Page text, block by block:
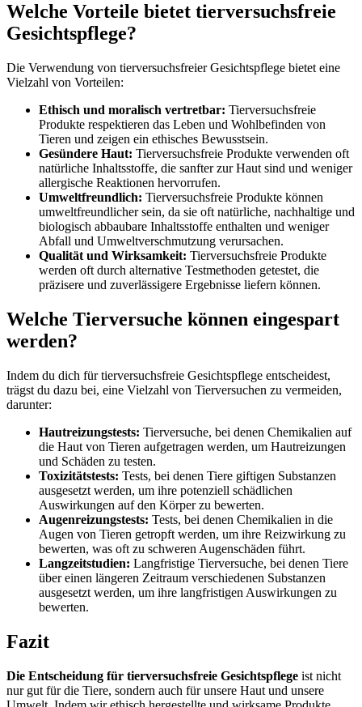
Welche Vorteile bietet tierversuchsfreie
Gesichtspflege?
Die Verwendung von tierversuchsfreier Gesichtspflege bietet eine
Vielzahl von Vorteilen:
Ethisch und moralisch vertretbar: Tierversuchsfreie
Produkte respektieren das Leben und Wohlbefinden von
Tieren und zeigen ein ethisches Bewusstsein.
Gesündere Haut: Tierversuchsfreie Produkte verwenden oft
natürliche Inhaltsstoffe, die sanfter zur Haut sind und weniger
allergische Reaktionen hervorrufen.
Umweltfreundlich: Tierversuchsfreie Produkte können
umweltfreundlicher sein, da sie oft natürliche, nachhaltige und
biologisch abbaubare Inhaltsstoffe enthalten und weniger
Abfall und Umweltverschmutzung verursachen.
Qualität und Wirksamkeit: Tierversuchsfreie Produkte
werden oft durch alternative Testmethoden getestet, die
präzisere und zuverlässigere Ergebnisse liefern können.
Welche Tierversuche können eingespart
werden?
Indem du dich für tierversuchsfreie Gesichtspflege entscheidest,
trägst du dazu bei, eine Vielzahl von Tierversuchen zu vermeiden,
darunter:
Hautreizungstests: Tierversuche, bei denen Chemikalien auf
die Haut von Tieren aufgetragen werden, um Hautreizungen
und Schäden zu testen.
Toxizitätstests: Tests, bei denen Tiere giftigen Substanzen
ausgesetzt werden, um ihre potenziell schädlichen
Auswirkungen auf den Körper zu bewerten.
Augenreizungstests: Tests, bei denen Chemikalien in die
Augen von Tieren getropft werden, um ihre Reizwirkung zu
bewerten, was oft zu schweren Augenschäden führt.
Langzeitstudien: Langfristige Tierversuche, bei denen Tiere
über einen längeren Zeitraum verschiedenen Substanzen
ausgesetzt werden, um ihre langfristigen Auswirkungen zu
bewerten.
Fazit
Die Entscheidung für tierversuchsfreie Gesichtspflege ist nicht
nur gut für die Tiere, sondern auch für unsere Haut und unsere